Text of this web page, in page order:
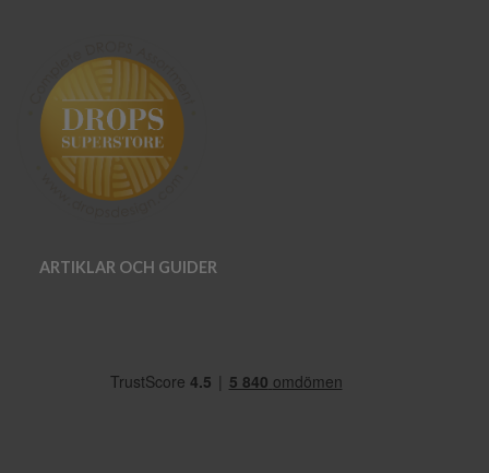
ARTIKLAR OCH GUIDER